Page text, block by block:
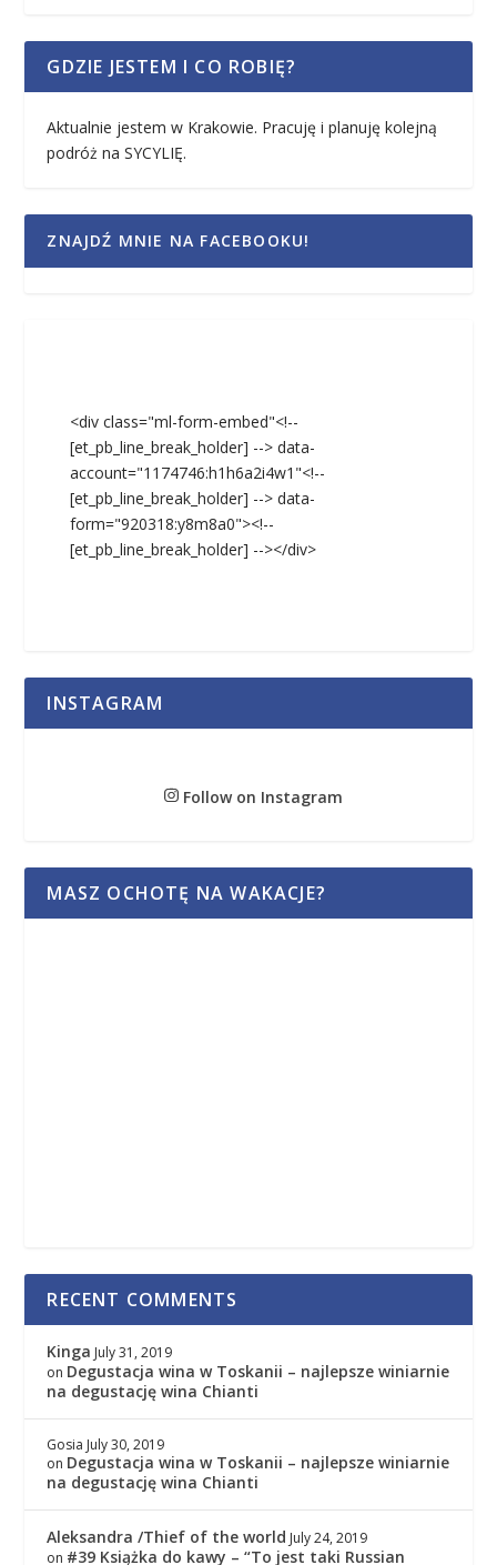
GDZIE JESTEM I CO ROBIĘ?
Aktualnie jestem w Krakowie. Pracuję i planuję kolejną
podróż na SYCYLIĘ.
ZNAJDŹ MNIE NA FACEBOOKU!
<div class="ml-form-embed"<!--
[et_pb_line_break_holder] --> data-
account="1174746:h1h6a2i4w1"<!--
[et_pb_line_break_holder] --> data-
form="920318:y8m8a0"><!--
[et_pb_line_break_holder] --></div>
INSTAGRAM
Follow on Instagram
MASZ OCHOTĘ NA WAKACJE?
RECENT COMMENTS
Kinga July 31, 2019
on Degustacja wina w Toskanii – najlepsze winiarnie
na degustację wina Chianti
Gosia July 30, 2019
on Degustacja wina w Toskanii – najlepsze winiarnie
na degustację wina Chianti
Aleksandra /Thief of the world July 24, 2019
on #39 Książka do kawy – “To jest taki Russian